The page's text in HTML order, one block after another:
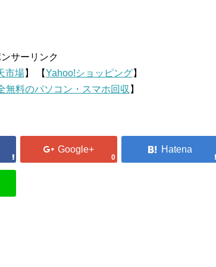
サーリンク
市場】 【Yahoo!ショッピング】
無料のパソコン・スマホ回収 】
0